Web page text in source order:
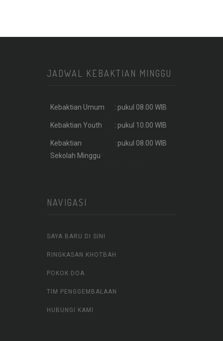
JADWAL KEBAKTIAN MINGGU
Kebaktian Umum : pukul 08.00 WIB
Kebaktian Youth : pukul 10.00 WIB
Kebaktian
Sekolah Minggu
: pukul 08.00 WIB
NAVIGASI
SAYA BARU DI SINI
RINGKASAN KHOTBAH
POKOK DOA
TIM PENGGEMBALAAN
HUBUNGI KAMI